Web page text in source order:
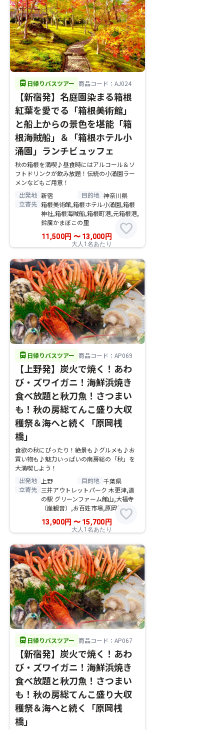
directions_bus 日帰りバスツアー 商品コード：AJ024
【新宿発】名庭園染まる箱根
紅葉を愛でる「箱根美術館」
と船上からの景色を堪能「箱
根海賊船」＆「箱根ホテル小
涌園」ランチビュッフェ
秋の箱根を満喫♪昼食時にはアルコール＆ソ
フトドリンクが飲み放題！伝統の小涌園ラー
メンなどもご用意！
出発地 新宿 目的地 神奈川県
立寄先 箱根美術館,箱根ホテル小涌園,箱根
神社,箱根海賊船,箱根町港,元箱根港,
鈴廣かまぼこの里
11,500円 〜13,000円
大人1名あたり
favorite
directions_bus 日帰りバスツアー 商品コード：AP069
【上野発】炭火で焼く！あわ
び・ズワイガニ！海鮮浜焼き
食べ放題と秋刀魚！さつまい
も！秋の房総てんこ盛り大収
穫祭＆海へと続く「原岡桟
橋」
食欲の秋にぴったり！絶景も♪グルメも♪お
買い物も♪魅力いっぱいの南房総の「秋」を
大満喫しよう！
出発地
上野 目的地 千葉県
立寄先 三井アウトレットパーク 木更津,道
の駅 グリーンファーム館山,大福寺
（崖観音）,お百姓市場,原岡桟橋
13,900円 〜15,700円
大人1名あたり
favorite
directions_bus 日帰りバスツアー 商品コード：AP067
【新宿発】炭火で焼く！あわ
び・ズワイガニ！海鮮浜焼き
食べ放題と秋刀魚！さつまい
も！秋の房総てんこ盛り大収
穫祭＆海へと続く「原岡桟
橋」